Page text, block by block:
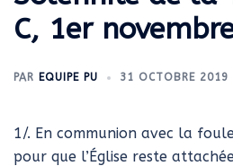
C, 1er
PAR EQUIPE PU 31 OCTOBRE 2019
1/. En communion avec la
pour que l’Église reste